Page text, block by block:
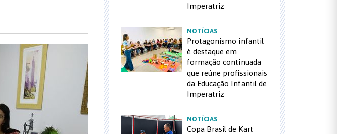
Imperatriz
NOTÍCIAS
Protagonismo infantil
é destaque em
formação continuada
que reúne profissionais
da Educação Infantil de
Imperatriz
NOTÍCIAS
Copa Brasil de Kart